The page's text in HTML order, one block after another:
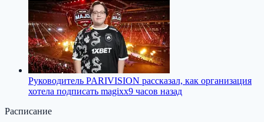
Руководитель PARIVISION рассказал, как организация
хотела подписать magixx9 часов назад
Расписание